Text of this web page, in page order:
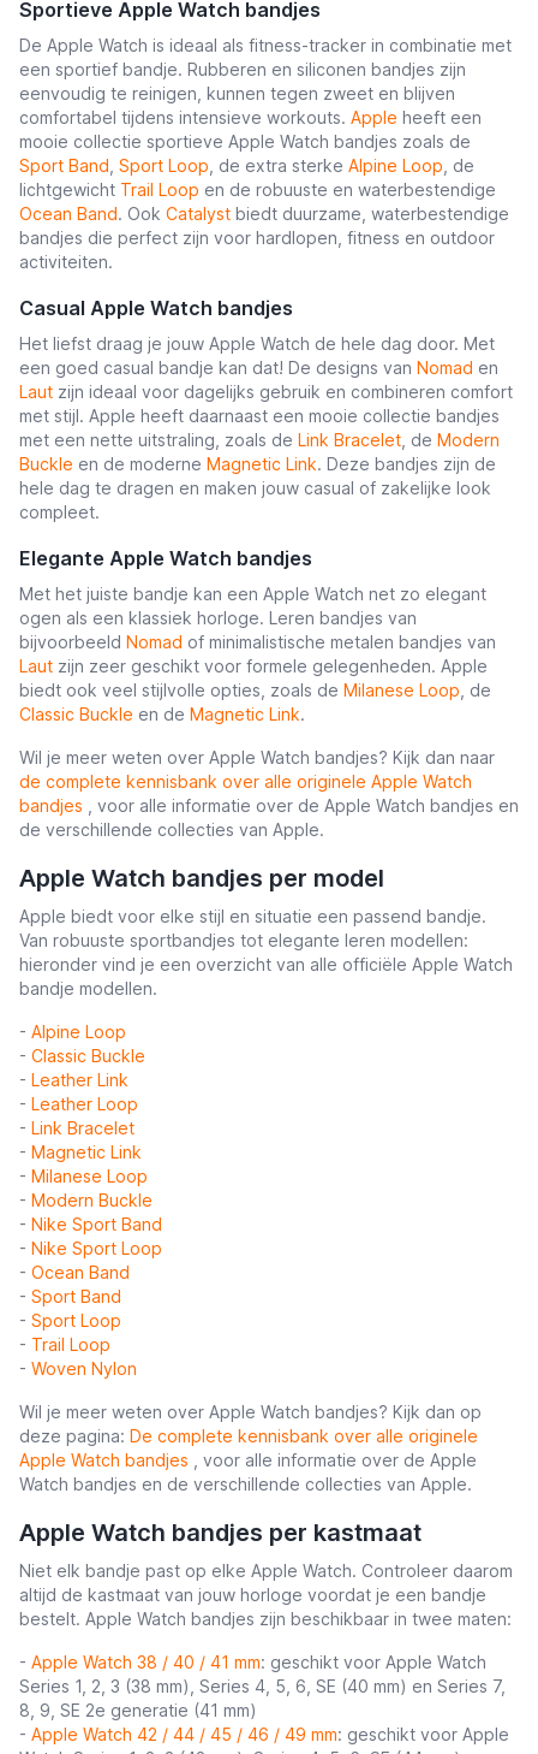
Sportieve Apple Watch bandjes
De Apple Watch is ideaal als fitness-tracker in combinatie met
een sportief bandje. Rubberen en siliconen bandjes zijn
eenvoudig te reinigen, kunnen tegen zweet en blijven
comfortabel tijdens intensieve workouts. Apple heeft een
mooie collectie sportieve Apple Watch bandjes zoals de
Sport Band Sport Loop , de extra sterke Alpine Loop , de
lichtgewicht Trail Loop en de robuuste en waterbestendige
Ocean Band. Ook Catalyst biedt duurzame, waterbestendige
bandjes die perfect zijn voor hardlopen, fitness en outdoor
activiteiten.
Casual Apple Watch bandjes
Het liefst draag je jouw Apple Watch de hele dag door. Met
een goed casual bandje kan dat! De designs van Nomad en
Laut zijn ideaal voor dagelijks gebruik en combineren comfort
met stijl. Apple heeft daarnaast een mooie collectie bandjes
met een nette uitstraling, zoals de Link Bracelet , de Modern
Buckle en de moderne Magnetic Link. Deze bandjes zijn de
hele dag te dragen en maken jouw casual of zakelijke look
compleet.
Elegante Apple Watch bandjes
Met het juiste bandje kan een Apple Watch net zo elegant
ogen als een klassiek horloge. Leren bandjes van
bijvoorbeeld Nomad of minimalistische metalen bandjes van
Laut zijn zeer geschikt voor formele gelegenheden. Apple
biedt ook veel stijlvolle opties, zoals de Milanese Loop , de
Classic Buckle en de Magnetic Link.
Wil je meer weten over Apple Watch bandjes? Kijk dan naar
de complete kennisbank over alle originele Apple Watch
bandjes
, voor alle informatie over de Apple Watch bandjes en
de verschillende collecties van Apple.
Apple Watch bandjes per model
Apple biedt voor elke stijl en situatie een passend bandje.
Van robuuste sportbandjes tot elegante leren modellen:
hieronder vind je een overzicht van alle officiële Apple Watch
bandje modellen.
- Alpine Loop
- Classic Buckle
- Leather Link
- Leather Loop
- Link Bracelet
- Magnetic Link
- Milanese Loop
- Modern Buckle
- Nike Sport Band
- Nike Sport Loop
- Ocean Band
- Sport Band
- Sport Loop
- Trail Loop
- Woven Nylon
Wil je meer weten over Apple Watch bandjes? Kijk dan op
deze pagina: De complete kennisbank over alle originele
Apple Watch bandjes
, voor alle informatie over de Apple
Watch bandjes en de verschillende collecties van Apple.
Apple Watch bandjes per kastmaat
Niet elk bandje past op elke Apple Watch. Controleer daarom
altijd de kastmaat van jouw horloge voordat je een bandje
bestelt. Apple Watch bandjes zijn beschikbaar in twee maten:
- Apple Watch 38 / 40 / 41 mm: geschikt voor Apple Watch
Series 1, 2, 3 (38 mm), Series 4, 5, 6, SE (40 mm) en Series 7,
8, 9, SE 2e generatie (41 mm)
- Apple Watch 42 / 44 / 45 / 46 / 49 mm: geschikt voor Apple